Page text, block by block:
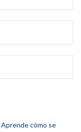
Aprende cómo se